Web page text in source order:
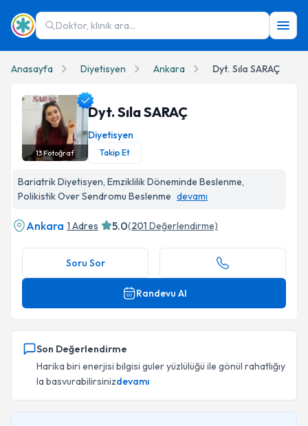
Doktor, klinik ara...
Anasayfa Diyetisyen Ankara Dyt. Sıla SARAÇ
13Fotoğraf
Dyt. Sıla SARAÇ
Diyetisyen
Takip Et
Bariatrik Diyetisyen, Emziklilik Döneminde Beslenme,
Polikistik Over Sendromu Beslenme devamı
Ankara 1 Adres 5.0(201 Değerlendirme)
Soru Sor
Randevu Al
Son Değerlendirme
Harika biri enerjisi bilgisi guler yüzlülüğü ile gönül rahatlığıy
la basvurabilirsinizdevamı